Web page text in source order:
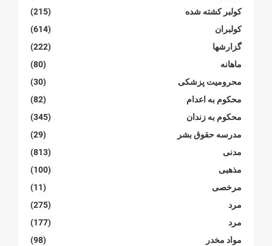
کولبر کشتە شدە
(215)
کولبران
(614)
گزارشها
(222)
ماهانە
(80)
محرومیت پزشکی
(30)
محکوم بە اعدام
(82)
محکوم بە زندان
(345)
مدرسە حقوق بشر
(29)
مدنی
(813)
مذهبی
(100)
مرخصی
(11)
مرد
(275)
مرد
(177)
مواد مخدر
(98)